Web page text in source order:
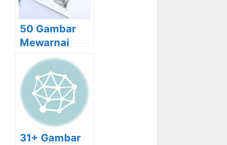
50 Gambar
Mewarnai
Seru dan
Menarik Bagi
Anak – Anak
31+ Gambar